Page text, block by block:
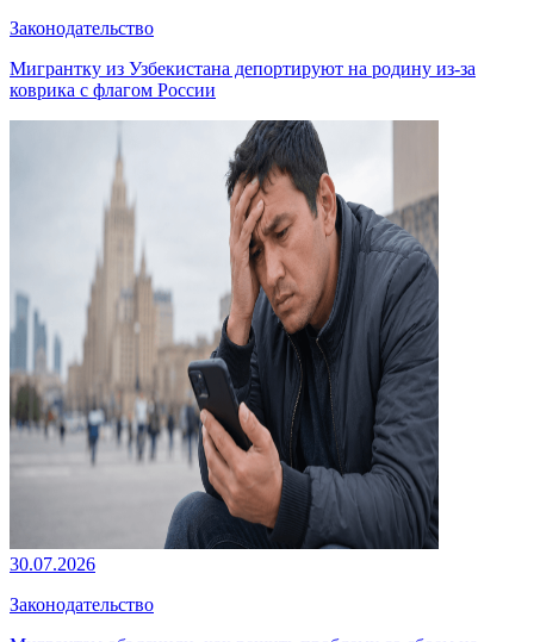
Законодательство
Мигрантку из Узбекистана депортируют на родину из-за
коврика с флагом России
30.07.2026
Законодательство